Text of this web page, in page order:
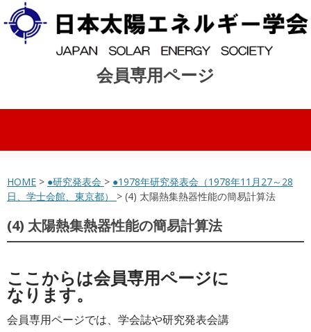
会員専用ページ
コンテンツへスキップ
HOME > ●研究発表会 > ●1978年研究発表会（1978年11月27～28
日、学士会館、東京都） > (4) 太陽熱集熱器性能の簡易計算法
(4) 太陽熱集熱器性能の簡易計算法
ここからは会員専用ページに
なります。
会員専用ページでは、学会誌や研究発表会講